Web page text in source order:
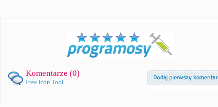
Komentarze (0)
Free Icon Tool